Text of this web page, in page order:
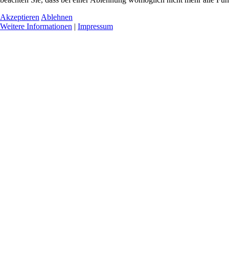
Akzeptieren Ablehnen
Weitere Informationen | Impressum